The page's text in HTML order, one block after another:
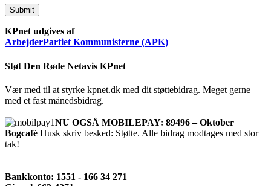
Submit
KPnet udgives af
ArbejderPartiet Kommunisterne (APK)
Støt Den Røde Netavis KPnet
Vær med til at styrke kpnet.dk med dit støttebidrag. Meget gerne
med et fast månedsbidrag.
NU OGSÅ MOBILEPAY: 89496 – Oktober
Bogcafé Husk skriv besked: Støtte. Alle bidrag modtages med stor
tak!
Bankkonto: 1551 - 166 34 271